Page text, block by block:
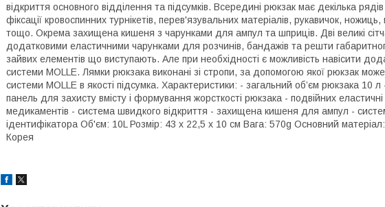
відкриття основного відділення та підсумків. Всередині рюкзак має декілька
фіксації кровоспинних турнікетів, перев'язувальних матеріалів, рукавичок,
тощо. Окрема захищена кишеня з чарунками для ампул та шприців. Дві великі
додатковими еластичними чарунками для розчинів, бандажів та решти
зайвих елементів що виступають. Але при необхідності є можливість навісити
системи MOLLE. Лямки рюкзака виконані зі стропи, за допомогою якої рюкзак
системи MOLLE в якості підсумка. Характеристики: - загальний об’єм рюкзака 10
панель для захисту вмісту і формування жорсткості рюкзака - подвійних
медикаментів - система швидкого відкриття - захищена кишеня для ампул -
ідентифікатора Об'єм: 10L Розмір: 43 х 22,5 х 10 см Вага: 570g Oсновний
Корея